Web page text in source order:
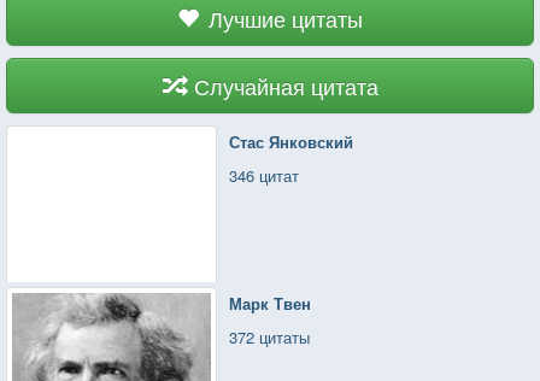
Лучшие цитаты
Случайная цитата
Стас Янковский
346 цитат
Марк Твен
372 цитаты